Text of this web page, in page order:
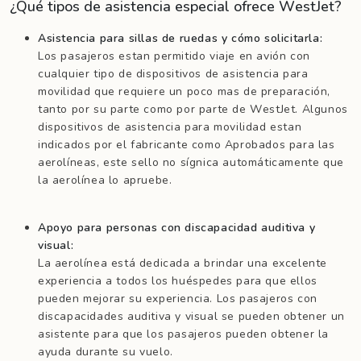
¿Qué tipos de asistencia especial ofrece WestJet?
Asistencia para sillas de ruedas y cómo solicitarla:
Los pasajeros estan permitido viaje en avión con
cualquier tipo de dispositivos de asistencia para
movilidad que requiere un poco mas de preparación,
tanto por su parte como por parte de WestJet. Algunos
dispositivos de asistencia para movilidad estan
indicados por el fabricante como Aprobados para las
aerolíneas, este sello no sígnica automáticamente que
la aerolínea lo apruebe.
Apoyo para personas con discapacidad auditiva y
visual:
La aerolínea está dedicada a brindar una excelente
experiencia a todos los huéspedes para que ellos
pueden mejorar su experiencia. Los pasajeros con
discapacidades auditiva y visual se pueden obtener un
asistente para que los pasajeros pueden obtener la
ayuda durante su vuelo.